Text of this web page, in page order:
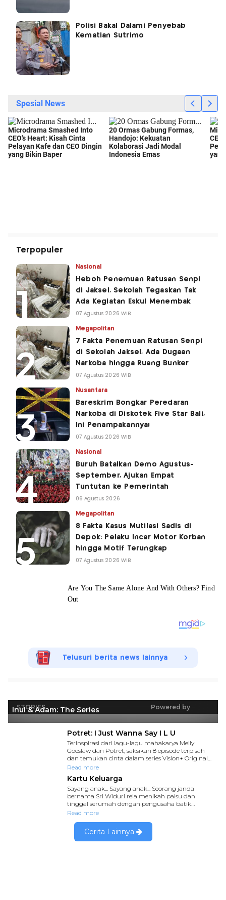
Polisi Bakal Dalami Penyebab
Kematian Sutrimo
Terpopuler
Nasional
Heboh Penemuan Ratusan Senpi
di Jaksel, Sekolah Tegaskan Tak
Ada Kegiatan Eskul Menembak
07 Agustus 2026 WIB
Megapolitan
7 Fakta Penemuan Ratusan Senpi
di Sekolah Jaksel, Ada Dugaan
Narkoba hingga Ruang Bunker
07 Agustus 2026 WIB
Nusantara
Bareskrim Bongkar Peredaran
Narkoba di Diskotek Five Star Bali,
Ini Penampakannya!
07 Agustus 2026 WIB
Nasional
Buruh Batalkan Demo Agustus-
September, Ajukan Empat
Tuntutan ke Pemerintah
06 Agustus 2026
Megapolitan
8 Fakta Kasus Mutilasi Sadis di
Depok: Pelaku Incar Motor Korban
hingga Motif Terungkap
07 Agustus 2026 WIB
Telusuri berita news lainnya